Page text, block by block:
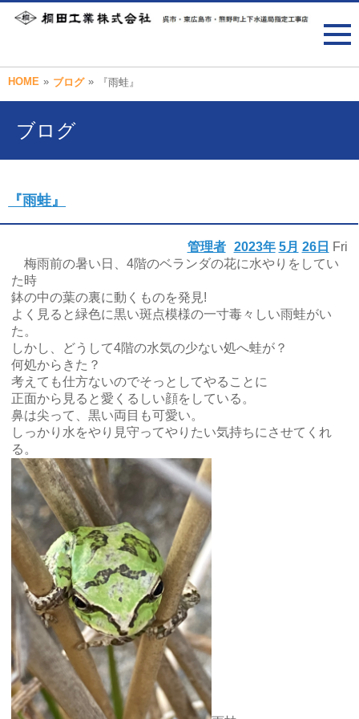
HOME » ブログ » 『雨蛙』
ブログ
『雨蛙』
2023年 5月 26日 Fri
管理者
梅雨前の暑い日、4階のベランダの花に水やりをしてい
た時
鉢の中の葉の裏に動くものを発見!
よく見ると緑色に黒い斑点模様の一寸毒々しい雨蛙がい
た。
しかし、どうして4階の水気の少ない処へ蛙が？
何処からきた？
考えても仕方ないのでそっとしてやることに
正面から見ると愛くるしい顔をしている。
鼻は尖って、黒い両目も可愛い。
しっかり水をやり見守ってやりたい気持ちにさせてくれ
る。